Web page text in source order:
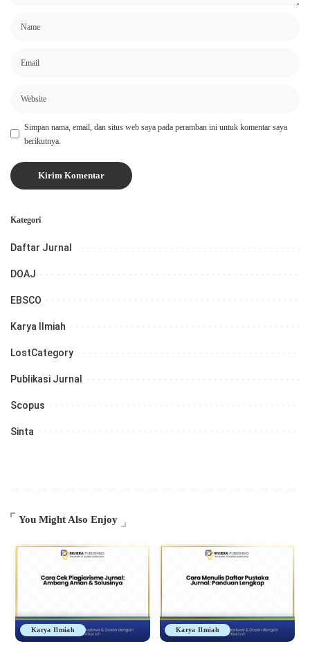
Simpan nama, email, dan situs web saya pada peramban ini untuk komentar saya
berikutnya.
Kategori
Daftar Jurnal
DOAJ
EBSCO
Karya Ilmiah
LostCategory
Publikasi Jurnal
Scopus
Sinta
You Might Also Enjoy
Karya Ilmiah Karya Ilmiah